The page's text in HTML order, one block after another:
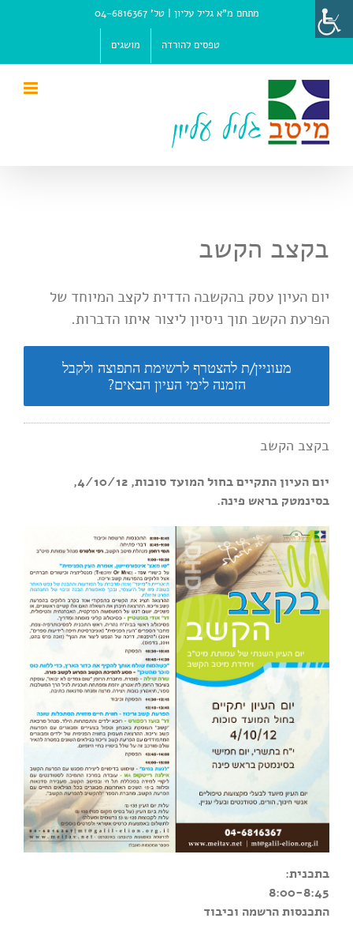
content
מתחם מ"א גליל עליון |טל' 04-6816367
טפסים להורדה מושגים
בקצב הקשב
יום העיון עסק בהקשבה הדדית לקצב המיוחד של
הפרעת הקשב תוך ניסיון ליצור איתו הדברות.
מעוניין/ת להצטרף לרשימת התפוצה ולקבל
הזמנה לימי העיון הבאים?
בקצב הקשב
יום העיון התקיים בחול המועד סוכות, 4/10/12,
בסינמטק בראש פינה.
בתכנית:
8:00-8:45
התכנסות הרשמה וכיבוד